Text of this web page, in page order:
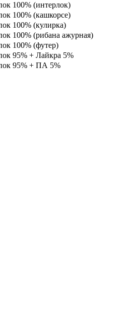
100% (интерлок)
100% (кашкорсе)
100% (кулирка)
100% (рибана ажурная)
100% (футер)
95% + Лайкра 5%
95% + ПА 5%